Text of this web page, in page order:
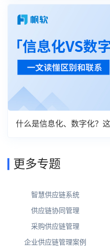
什么是信息化、数字化？
更多专题
智慧供应链系统
供应链协同管理
采购供应链管理
企业供应链管理案例